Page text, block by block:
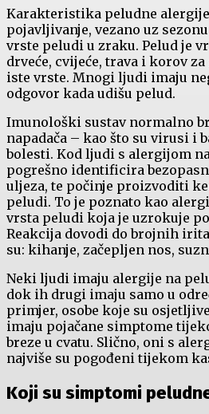
Karakteristika peludne
pojavljivanje, vezano uz
vrste peludi u zraku. Pelud je
drveće, cvijeće, trava i korov
iste vrste. Mnogi ljudi imaju
odgovor kada udišu pelud.
Imunološki sustav normalno
napadača – kao što su virusi i
bolesti. Kod ljudi s alergijom
pogrešno identificira
uljeza, te počinje proizvoditi
peludi. To je poznato kao
vrsta peludi koja je uzrokuje
Reakcija dovodi do brojnih
su: kihanje, začepljen nos,
Neki ljudi imaju alergije na
dok ih drugi imaju samo u
primjer, osobe koje su
imaju pojačane simptome
breze u cvatu. Slično, oni s
najviše su pogođeni tijekom
Koji su simptomi